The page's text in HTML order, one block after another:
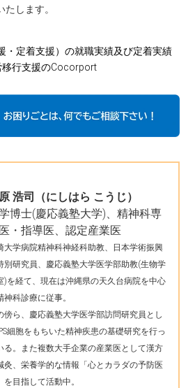
します。
・定着支援）の就職実績及び定着実績
移行支援のCocorport
浩司（にしはら こうじ）
博士(慶応義塾大学)、精神科専
・指導医、認定産業医
大学病院精神科神経科助教、日本学術振興
別研究員、慶応義塾大学医学部助教(生物学
)を経て、現在は沖縄県の天久台病院を中心
神科診療に従事。
傍ら、慶応義塾大学医学部訪問研究員とし
細胞をもちいた精神疾患の基礎研究を行っ
る。また複数大手企業の産業医として漢方
灸、栄養学的な情報「心とカラダの予防医
を目指して活動中。